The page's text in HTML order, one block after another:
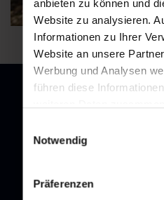
anbieten zu können und
Website zu analysieren.
Informationen zu Ihrer
Website an unsere
Werbung und Analysen
führen diese
Nutzung der Dienste
Notwendig
Präferenzen